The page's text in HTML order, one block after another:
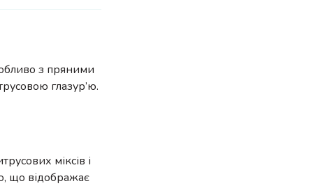
з пряними
глазур’ю.
міксів і
що відображає